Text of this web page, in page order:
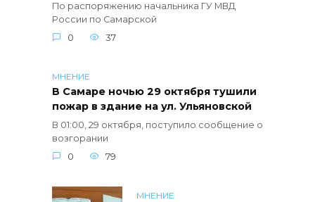
По распоряжению начальника ГУ МВД
России по Самарской
0
37
МНЕНИЕ
В Самаре ночью 29 октября тушили
пожар в здание на ул. Ульяновской
В 01:00, 29 октября, поступило сообщение о
возгорании
0
79
МНЕНИЕ